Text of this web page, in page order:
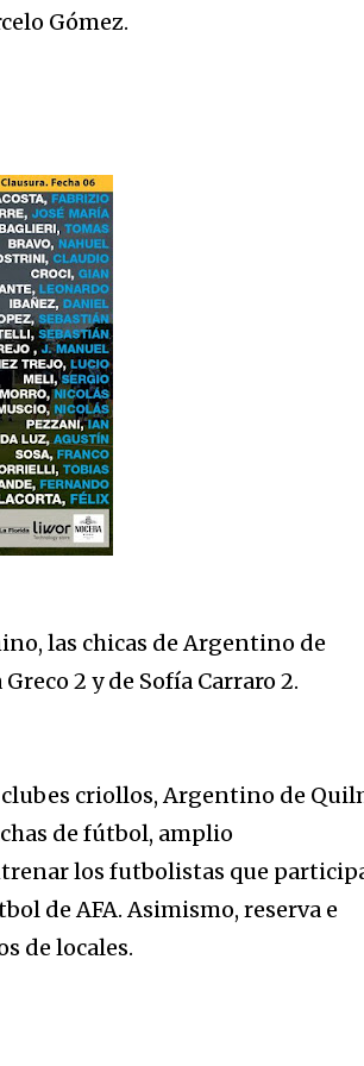
Gómez.
las chicas de Argentino de
2 y de Sofía Carraro 2.
criollos, Argentino de
de fútbol, amplio
los futbolistas que
de AFA. Asimismo, reserva e
de locales.